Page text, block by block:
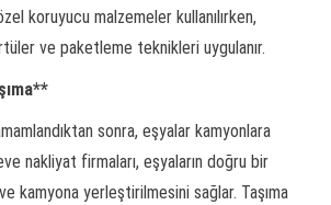
koruyucu malzemeler kullanılırken,
ve paketleme teknikleri uygulanır.
sonra, eşyalar kamyonlara
nakliyat firmaları, eşyaların doğru bir
kamyona yerleştirilmesini sağlar. Taşıma